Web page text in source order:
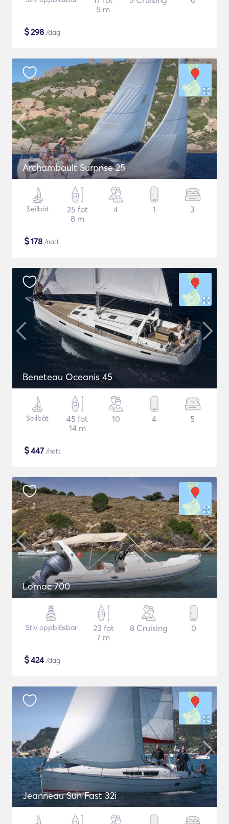
5 m
$298 /dag
Archambault Surprise 25
Seilbåt
25 fot
8 m
4 1 3
$178 /natt
Beneteau Oceanis 45
Seilbåt
45 fot
14 m
10 4 5
$447 /natt
Lomac 700
Stiv oppblåsbar
23 fot
7 m
8 Cruising 0
$424/dag
Jeanneau Sun Fast 32i